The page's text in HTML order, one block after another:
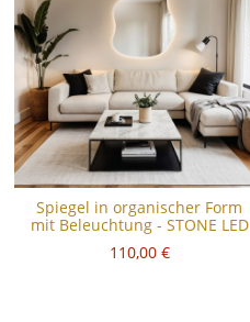
Spiegel in organischer Form
mit Beleuchtung - STONE LED
110,00 €